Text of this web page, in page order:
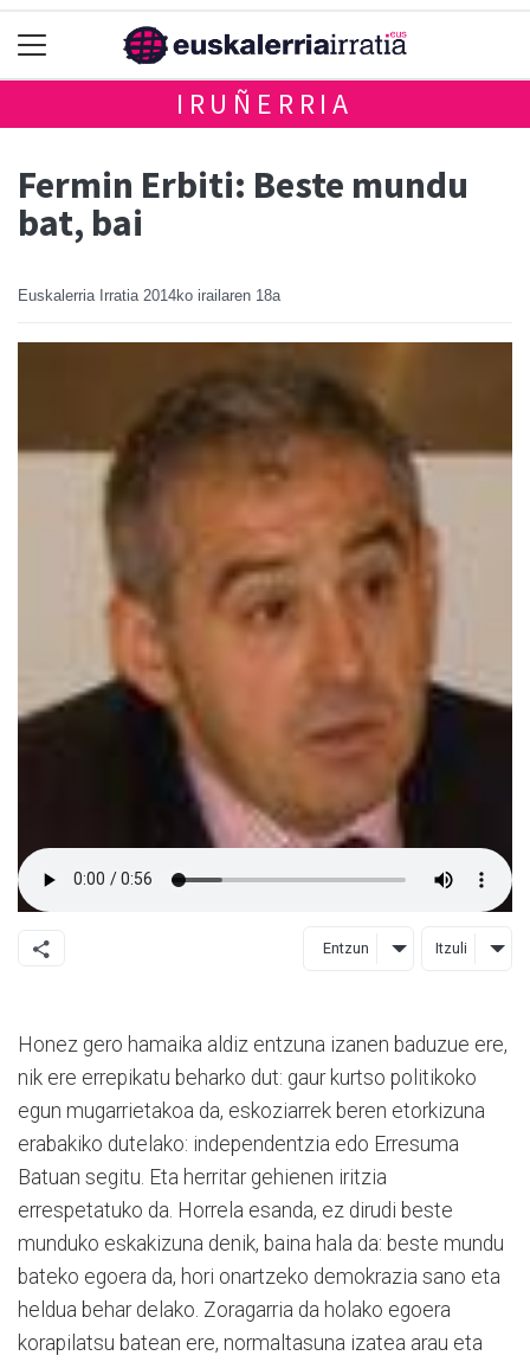
IRUÑERRIA
Fermin Erbiti: Beste mundu
bat, bai
Euskalerria Irratia 2014ko irailaren 18a
Entzun Itzuli
Honez gero hamaika aldiz entzuna izanen baduzue ere,
nik ere errepikatu beharko dut: gaur kurtso politikoko
egun mugarrietakoa da, eskoziarrek beren etorkizuna
erabakiko dutelako: independentzia edo Erresuma
Batuan segitu. Eta herritar gehienen iritzia
errespetatuko da. Horrela esanda, ez dirudi beste
munduko eskakizuna denik, baina hala da: beste mundu
bateko egoera da, hori onartzeko demokrazia sano eta
heldua behar delako. Zoragarria da holako egoera
korapilatsu batean ere, normaltasuna izatea arau eta